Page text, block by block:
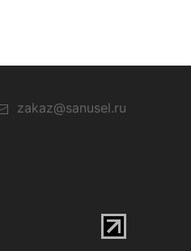
zakaz@sanusel.ru